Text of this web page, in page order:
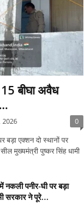
बीघा अवैध
2026 0
बड़ा एक्शन दो स्थानों पर
मुख्यमंत्री पुष्कर सिंह धामी
नकली पनीर-घी पर बड़ा
सरकार ने पूरे...